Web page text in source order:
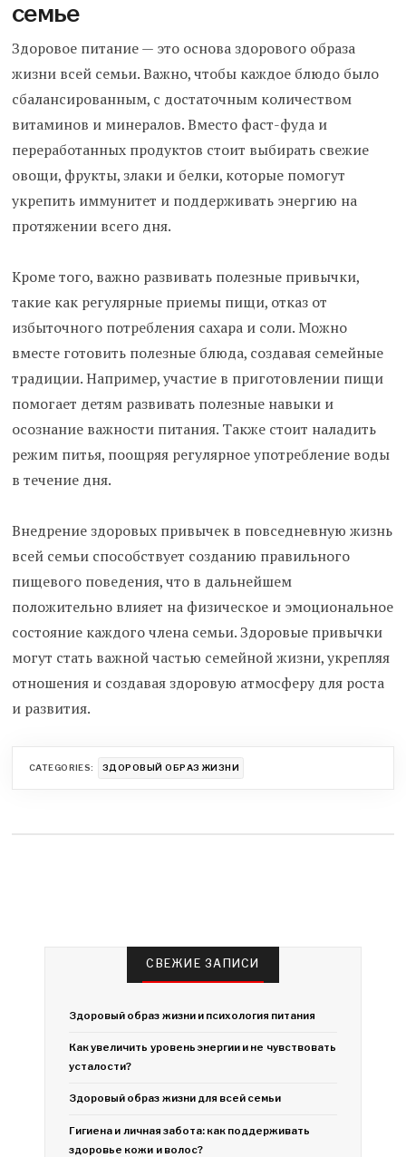
семье
Здоровое питание — это основа здорового образа
жизни всей семьи. Важно, чтобы каждое блюдо было
сбалансированным, с достаточным количеством
витаминов и минералов. Вместо фаст-фуда и
переработанных продуктов стоит выбирать свежие
овощи, фрукты, злаки и белки, которые помогут
укрепить иммунитет и поддерживать энергию на
протяжении всего дня.
Кроме того, важно развивать полезные привычки,
такие как регулярные приемы пищи, отказ от
избыточного потребления сахара и соли. Можно
вместе готовить полезные блюда, создавая семейные
традиции. Например, участие в приготовлении пищи
помогает детям развивать полезные навыки и
осознание важности питания. Также стоит наладить
режим питья, поощряя регулярное употребление воды
в течение дня.
Внедрение здоровых привычек в повседневную жизнь
всей семьи способствует созданию правильного
пищевого поведения, что в дальнейшем
положительно влияет на физическое и эмоциональное
состояние каждого члена семьи. Здоровые привычки
могут стать важной частью семейной жизни, укрепляя
отношения и создавая здоровую атмосферу для роста
и развития.
CATEGORIES: ЗДОРОВЫЙ ОБРАЗ ЖИЗНИ
СВЕЖИЕ ЗАПИСИ
Здоровый образ жизни и психология питания
Как увеличить уровень энергии и не чувствовать
усталости?
Здоровый образ жизни для всей семьи
Гигиена и личная забота: как поддерживать
здоровье кожи и волос?